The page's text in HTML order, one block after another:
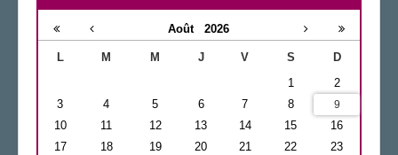
Août 2026
L M M J V S
D
1
2
3
4 5 6 7 8 9
10 11 12 13 14 15
16
17
18 19 20 21 22
23